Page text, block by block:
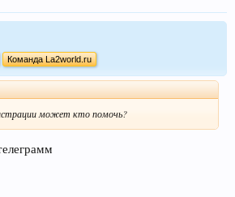
Команда La2world.ru
может кто помочь?